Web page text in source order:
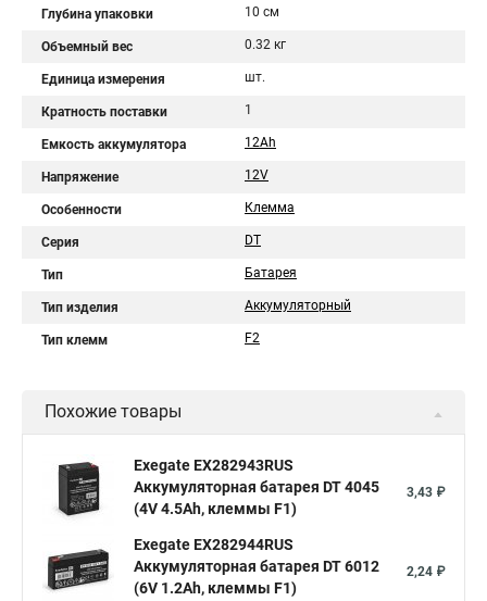
Глубина упаковки 10 см
Объемный вес 0.32 кг
Единица измерения шт.
Кратность поставки 1
Емкость аккумулятора 12Ah
Напряжение 12V
Особенности Клемма
Серия DT
Тип Батарея
Тип изделия Аккумуляторный
Тип клемм F2
Похожие товары
Exegate EX282943RUS
Аккумуляторная батарея DT 4045
(4V 4.5Ah, клеммы F1)
3,43 ₽
Exegate EX282944RUS
Аккумуляторная батарея DT 6012
(6V 1.2Ah, клеммы F1)
2,24 ₽